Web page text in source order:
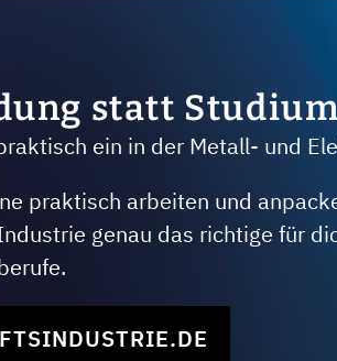
statt
ein in der Metall- und
praktisch arbeiten und
genau das richtige für